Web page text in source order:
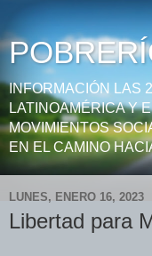
INFORMACIÓN LAS
LATINOAMÉRICA Y
MOVIMIENTOS
EN EL CAMINO
LUNES, ENERO 16, 2023
Libertad para